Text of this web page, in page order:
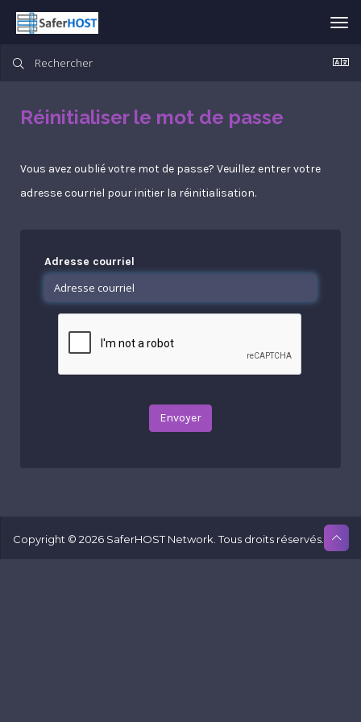
Réinitialiser le mot de passe
Vous avez oublié votre mot de passe? Veuillez entrer votre
adresse courriel pour initier la réinitialisation.
Adresse courriel
Envoyer
Copyright © 2026 SaferHOST Network. Tous droits réservés.